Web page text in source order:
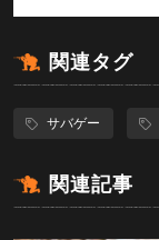
関連タグ
サバゲー
関連記事